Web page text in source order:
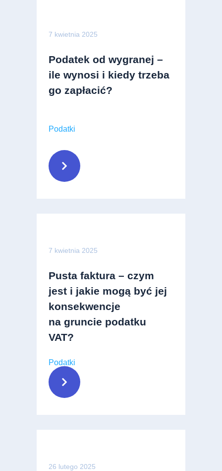
7 kwietnia 2025
Podatek od wygranej –
ile wynosi i kiedy trzeba
go zapłacić?
Podatki
7 kwietnia 2025
Pusta faktura – czym
jest i jakie mogą być jej
konsekwencje
na gruncie podatku
VAT?
Podatki
26 lutego 2025